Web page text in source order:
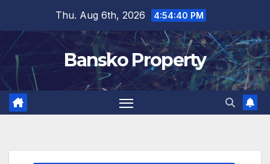
content
Thu. Aug 6th, 2026 4:54:41 PM
Bansko Property